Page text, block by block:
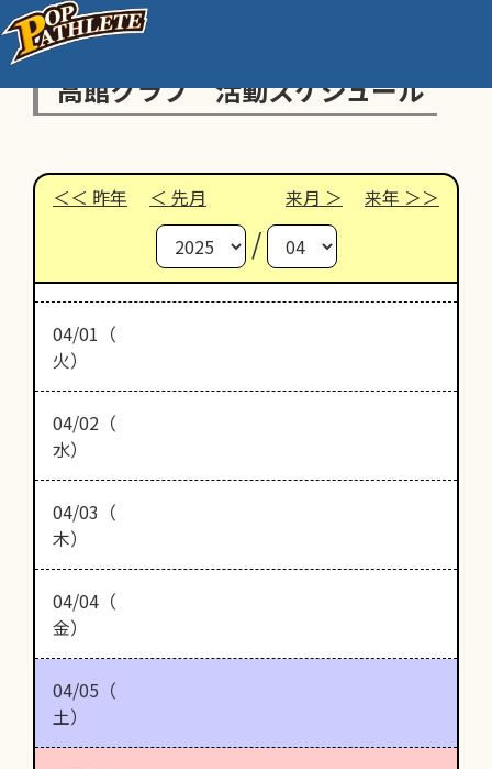
高館クラブ 活動スケジュール
昨年 先月 来月 来年
/
04/01（
火）
04/02（
水）
04/03（
木）
04/04（
金）
04/05（
土）